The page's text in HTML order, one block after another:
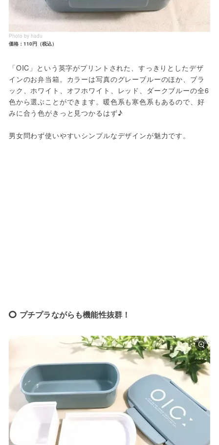
Photo by hadu
価格：110円（税込）
「OIC」という英字がプリントされた、すっきりとしたデザ
インのお弁当箱。カラーは写真のグレーブルーのほか、ブラ
ック、ホワイト、オフホワイト、レッド、ダークブルーの全6
色から選ぶことができます。暖色系も寒色系もあるので、好
みに合う色がきっと見つかるはず♪
男女問わず使いやすいシンプルなデザインが魅力です。
プチプラながらも機能性抜群！